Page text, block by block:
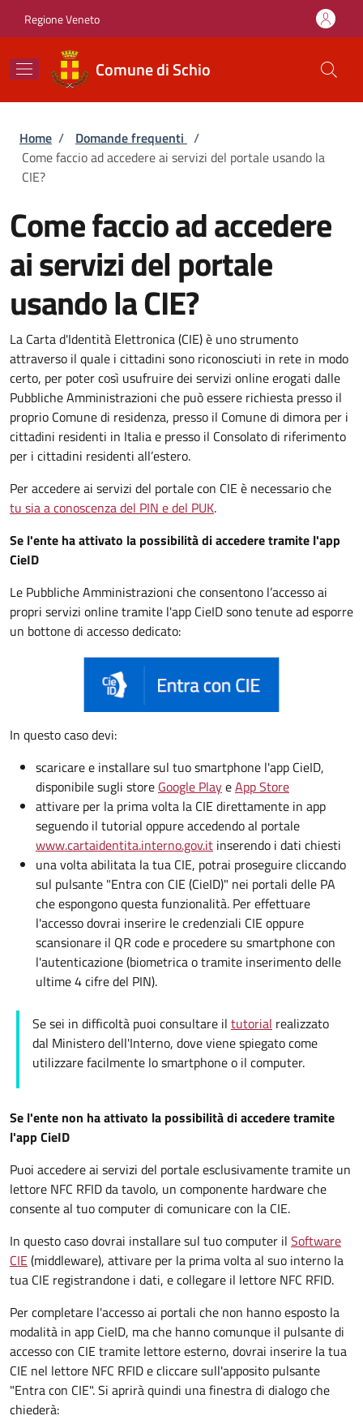
Regione Veneto
Comune di Schio
Briciole di pane
Home / Domande frequenti /
Come faccio ad accedere ai servizi del portale usando la
CIE?
Come faccio ad accedere
ai servizi del portale
usando la CIE?
La Carta d'Identità Elettronica (CIE) è uno strumento
attraverso il quale i cittadini sono riconosciuti in rete in modo
certo, per poter così usufruire dei servizi online erogati dalle
Pubbliche Amministrazioni che può essere richiesta presso il
proprio Comune di residenza, presso il Comune di dimora per i
cittadini residenti in Italia e presso il Consolato di riferimento
per i cittadini residenti all’estero.
Per accedere ai servizi del portale con CIE è necessario che
tu sia a conoscenza del PIN e del PUK.
Se l'ente ha attivato la possibilità di accedere tramite l'app
CieID
Le Pubbliche Amministrazioni che consentono l’accesso ai
propri servizi online tramite l'app CieID sono tenute ad esporre
un bottone di accesso dedicato:
In questo caso devi:
scaricare e installare sul tuo smartphone l'app CieID,
disponibile sugli store Google PlayeApp Store
attivare per la prima volta la CIE direttamente in app
seguendo il tutorial oppure accedendo al portale
www.cartaidentita.interno.gov.it inserendo i dati chiesti
una volta abilitata la tua CIE, potrai proseguire cliccando
sul pulsante "Entra con CIE (CieID)" nei portali delle PA
che espongono questa funzionalità. Per effettuare
l'accesso dovrai inserire le credenziali CIE oppure
scansionare il QR code e procedere su smartphone con
l'autenticazione (biometrica o tramite inserimento delle
ultime 4 cifre del PIN).
Se sei in difficoltà puoi consultare il tutorial realizzato
dal Ministero dell'Interno, dove viene spiegato come
utilizzare facilmente lo smartphone o il computer.
Se l'ente non ha attivato la possibilità di accedere tramite
l'app CieID
Puoi accedere ai servizi del portale esclusivamente tramite un
lettore NFC RFID da tavolo, un componente hardware che
consente al tuo computer di comunicare con la CIE.
In questo caso dovrai installare sul tuo computer il Software
CIE (middleware), attivare per la prima volta al suo interno la
tua CIE registrandone i dati, e collegare il lettore NFC RFID.
Per completare l'accesso ai portali che non hanno esposto la
modalità in app CieID, ma che hanno comunque il pulsante di
accesso con CIE tramite lettore esterno, dovrai inserire la tua
CIE nel lettore NFC RFID e cliccare sull'apposito pulsante
"Entra con CIE". Si aprirà quindi una finestra di dialogo che
chiederà: